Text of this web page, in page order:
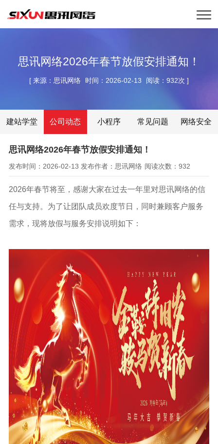
思讯网络2026年春节放假安排通知！
[ 来源：思讯网络 时间：2026-02-13 阅读：932次 ]
建站学堂 公司动态 小程序 常见问题 网络安全
思讯网络2026年春节放假安排通知！
发布时间：2026-02-13 发布作者：思讯网络 阅读次数：932
2026年春节将至，感谢大家在过去一年里对思讯网络的信
任与支持。为了让团队成员欢度节日，同时兼顾客户服务
需求，现将放假与服务安排说明如下：